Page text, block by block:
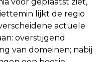
lijkt de regio
actuele
overstijgend
van domeinen; nabij